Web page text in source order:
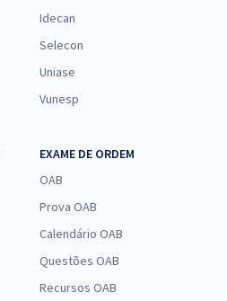
Idecan
Selecon
Uniase
Vunesp
EXAME DE ORDEM
OAB
Prova OAB
Calendário OAB
Questões OAB
Recursos OAB